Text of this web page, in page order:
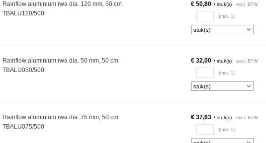
Rainflow aluminium rwa dia. 120 mm, 50 cm
TBALU120/500
€ 50,80 / stuk(s) excl. BTW
(min. 1)
Rainflow aluminium rwa dia. 50 mm, 50 cm
TBALU050/500
€ 32,00 / stuk(s) excl. BTW
(min. 1)
Rainflow aluminium rwa dia. 75 mm, 50 cm
TBALU075/500
€ 37,63 / stuk(s) excl. BTW
(min. 1)